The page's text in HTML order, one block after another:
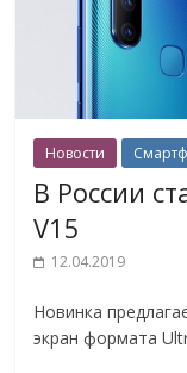
Новости
В России
V15
12.04.2019
Новинка
экран формата